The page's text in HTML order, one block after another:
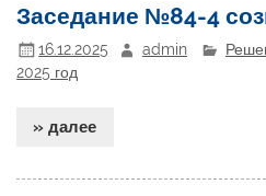
Заседание №84-4
16.12.2025 admin
2025 год
» далее